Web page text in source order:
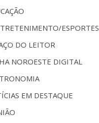
ESPORTES
DO LEITOR
NOROESTE DIGITAL
EM DESTAQUE